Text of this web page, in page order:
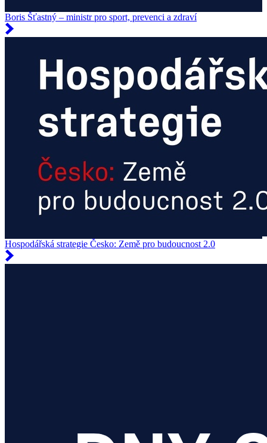
Boris Šťastný – ministr pro sport, prevenci a zdraví
Hospodářská strategie Česko: Země pro budoucnost 2.0